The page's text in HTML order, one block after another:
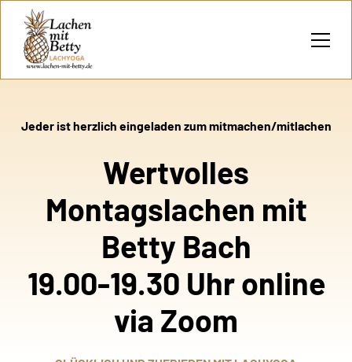
Jeder ist herzlich eingeladen zum mitmachen/mitlachen
Wertvolles
Montagslachen mit
Betty Bach
19.00-19.30 Uhr online
via Zoom